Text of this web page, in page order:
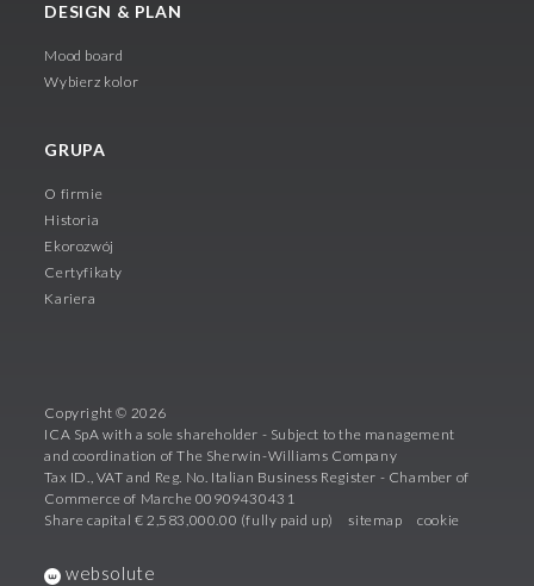
DESIGN & PLAN
Mood board
Wybierz kolor
GRUPA
O firmie
Historia
Ekorozwój
Certyfikaty
Kariera
Copyright © 2026
ICA SpA with a sole shareholder - Subject to the management
and coordination of The Sherwin-Williams Company
Tax ID., VAT and Reg. No. Italian Business Register - Chamber of
Commerce of Marche 00909430431
Share capital € 2,583,000.00 (fully paid up)
sitemap cookie
websolute